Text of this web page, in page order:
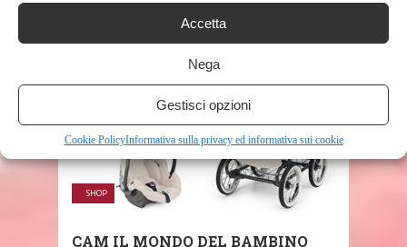
Accetta
Nega
Gestisci opzioni
Cookie PolicyInformativa sulla privacy ed informativa sui cookie
125
SHOP
CAM IL MONDO DEL BAMBINO